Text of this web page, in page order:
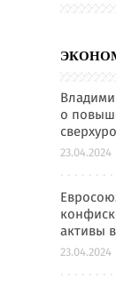
о
23.04.2024
активы
23.04.2024